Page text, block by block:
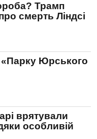
Трамп
смерть Ліндсі
Юрського
врятували
особливій